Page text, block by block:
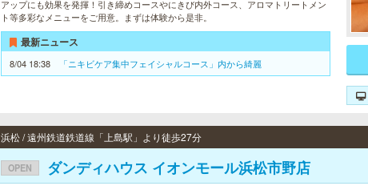
アップにも効果を発揮！引き締めコースやにきび内外コース、アロマトリートメン
ト等多彩なメニューをご用意。まずは体験から是非。
最新ニュース
8/04 18:38 「ニキビケア集中フェイシャルコース」内から綺麗
浜松 / 遠州鉄道鉄道線「上島駅」より徒歩27分
OPEN ダンディハウス イオンモール浜松市野店